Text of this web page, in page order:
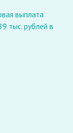
выплата
тыс. рублей в